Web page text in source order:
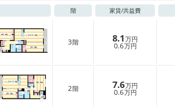
階 家賃/共益費
3階 8.1万円
0.6万円
2階 7.6万円
0.6万円